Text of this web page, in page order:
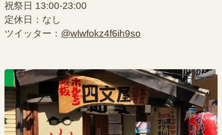
祝祭日 13:00-23:00
定休日：なし
ツイッター： @wlwfokz4f6ih9so